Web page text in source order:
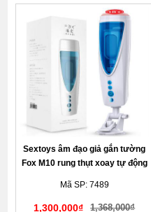
Sextoys âm đạo giả gắn tường
Fox M10 rung thụt xoay tự động
Mã SP: 7489
1,300,000₫ 1,368,000₫